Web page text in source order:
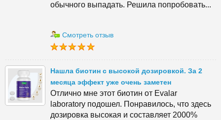
обычного выпадать. Решила попробовать...
Смотреть отзыв
Нашла биотин с высокой дозировкой. За 2
месяца эффект уже очень заметен
Отлично мне этот биотин от Evalar
laboratory подошел. Понравилось, что здесь
дозировка высокая и составляет 2000%